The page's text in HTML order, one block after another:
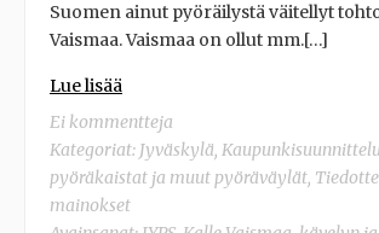
Suomen ainut pyöräilystä väitellyt
Vaismaa. Vaismaa on ollut mm.[…]
Lue lisää
Ei kommentteja
Kategoriat: Jyväskylä, Kaupunkisuunnittelu
pyöräkaistat ja muut pyöräväylät,
mainokset